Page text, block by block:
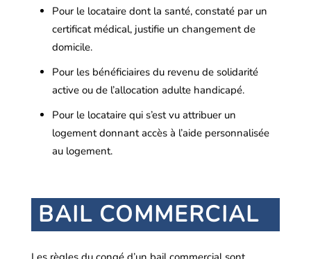
Pour le locataire dont la santé, constaté par un
certificat médical, justifie un changement de
domicile.
Pour les bénéficiaires du revenu de solidarité
active ou de l’allocation adulte handicapé.
Pour le locataire qui s’est vu attribuer un
logement donnant accès à l’aide personnalisée
au logement.
BAIL COMMERCIAL